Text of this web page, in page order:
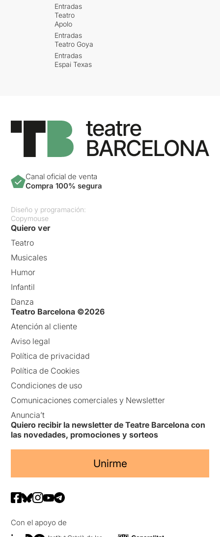
Entradas
Teatro
Apolo
Entradas
Teatro Goya
Entradas
Espai Texas
Canal oficial de venta
Compra 100% segura
Diseño y programación:
Copymouse
Quiero ver
Teatro
Musicales
Humor
Infantil
Danza
Teatro Barcelona ©2026
Atención al cliente
Aviso legal
Política de privacidad
Política de Cookies
Condiciones de uso
Comunicaciones comerciales y Newsletter
Anuncia’t
Quiero recibir la newsletter de Teatre Barcelona con
las novedades, promociones y sorteos
Unirme
Con el apoyo de